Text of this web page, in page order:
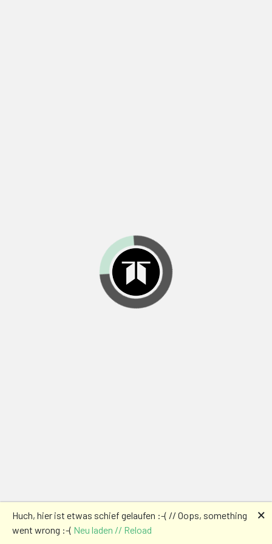
Huch, hier ist etwas schief gelaufen :-( // Oops, something
went wrong :-( Neu laden // Reload
🗙